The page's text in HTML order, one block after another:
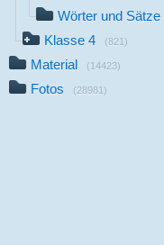
Wörter und Sätze
Klasse 4 (821)
Material (14423)
Fotos (28981)